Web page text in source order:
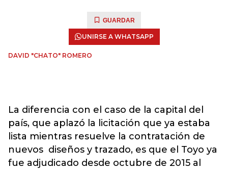
GUARDAR
UNIRSE A WHATSAPP
DAVID "CHATO" ROMERO
La diferencia con el caso de la capital del
país, que aplazó la licitación que ya estaba
lista mientras resuelve la contratación de
nuevos diseños y trazado, es que el Toyo ya
fue adjudicado desde octubre de 2015 al